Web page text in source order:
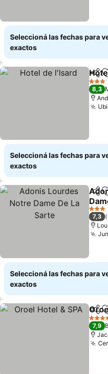
Seleccioná las fechas para
exactos
3
8,3
Seleccioná las fechas para
exactos
Ver
3
7,3
Seleccioná las fechas para
exactos
4
7,9